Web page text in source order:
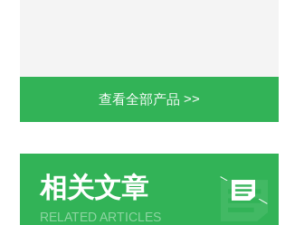
查看全部产品 >>
相关文章
RELATED ARTICLES